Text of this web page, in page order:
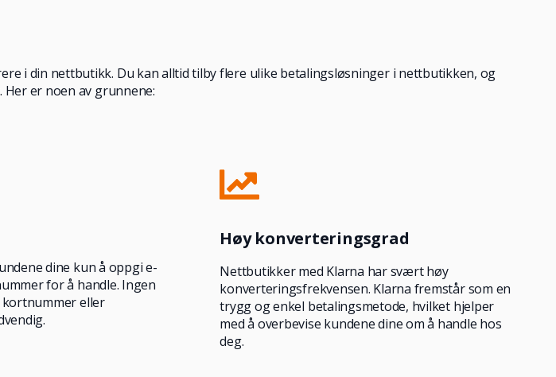
i din nettbutikk. Du kan alltid tilby flere ulike betalingsløsninger i nettbutikken, og
er noen av grunnene:
dine kun å oppgi e-
for å handle. Ingen
eller
Høy konverteringsgrad
Nettbutikker med Klarna har svært høy
konverteringsfrekvensen. Klarna fremstår som en
trygg og enkel betalingsmetode, hvilket hjelper
med å overbevise kundene dine om å handle hos
deg.